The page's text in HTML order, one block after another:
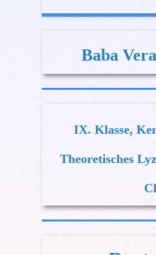
Baba
IX. Klasse,
Theoretisches